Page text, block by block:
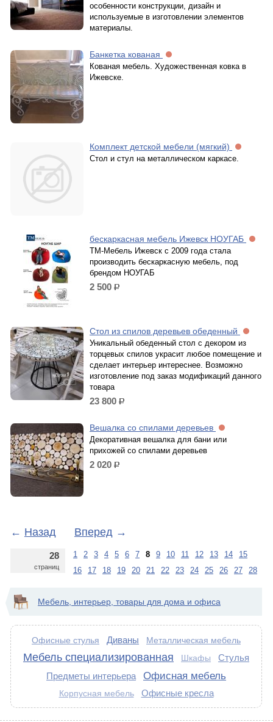
особенности конструкции, дизайн и
используемые в изготовлении элементов
материалы.
Банкетка кованая
Кованая мебель. Художественная ковка в
Ижевске.
Комплект детской мебели (мягкий)
Стол и стул на металлическом каркасе.
бескаркасная мебель Ижевск НОУГАБ
ТМ-Мебель Ижевск с 2009 года стала
производить бескаркасную мебель, под
брендом НОУГАБ
2 500 р.
Стол из спилов деревьев обеденный
Уникальный обеденный стол с декором из
торцевых спилов украсит любое помещение и
сделает интерьер интереснее. Возможно
изготовление под заказ модификаций данного
товара
23 800 р.
Вешалка со спилами деревьев
Декоративная вешалка для бани или
прихожей со спилами деревьев
2 020 р.
← Назад Вперед →
28
страниц
1 2 3 4 5 6 7 8 9 10 11 12 13 14
15
16
17 18 19 20 21 22 23 24 25 26 27 28
Мебель, интерьер, товары для дома и офиса
Офисные стулья Диваны Металлическая мебель
Мебель специализированная Шкафы
Стулья
Предметы интерьера
Офисная мебель
Корпусная мебель Офисные кресла